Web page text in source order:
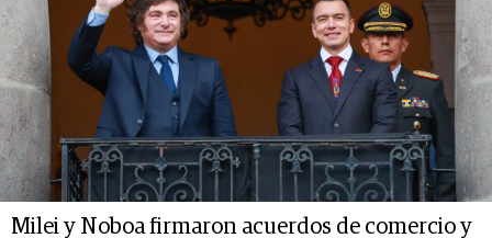
Milei y Noboa firmaron acuerdos de comercio y